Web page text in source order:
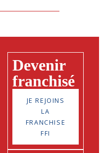
Devenir
franchisé
JE REJOINS
LA
FRANCHISE
FFI